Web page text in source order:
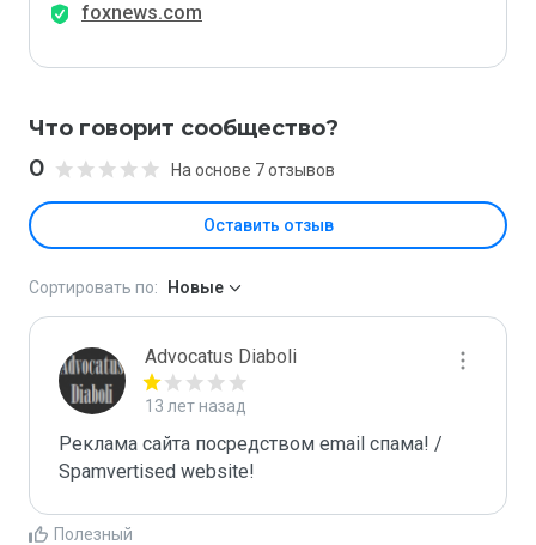
foxnews.com
Что говорит сообщество?
0 На основе 7 отзывов
Оставить отзыв
Сортировать по: Новые
Advocatus Diaboli
13 лет назад
Реклама сайта посредством email спама! /
Spamvertised website!
Полезный